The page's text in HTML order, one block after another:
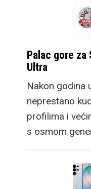
Palac gore za
Ultra
Nakon godina
neprestano
profilima i
s osmom